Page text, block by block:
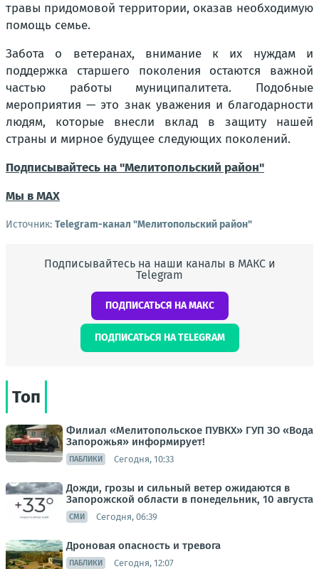
травы придомовой территории, оказав необходимую
помощь семье.
Забота о ветеранах, внимание к их нуждам и
поддержка старшего поколения остаются важной
частью работы муниципалитета. Подобные
мероприятия — это знак уважения и благодарности
людям, которые внесли вклад в защиту нашей
страны и мирное будущее следующих поколений.
Подписывайтесь на "Мелитопольский район"
Мы в МАХ
Источник: Telegram-канал "Мелитопольский район"
Подписывайтесь на наши каналы в МАКС и
Telegram
ПОДПИСАТЬСЯ НА МАКС
ПОДПИСАТЬСЯ НА TELEGRAM
Топ
Филиал «Мелитопольское ПУВКХ» ГУП ЗО «Вода
Запорожья» информирует!
ПАБЛИКИ Сегодня, 10:33
Дожди, грозы и сильный ветер ожидаются в
Запорожской области в понедельник, 10 августа
СМИ Сегодня, 06:39
Дроновая опасность и тревога
ПАБЛИКИ Сегодня, 12:07